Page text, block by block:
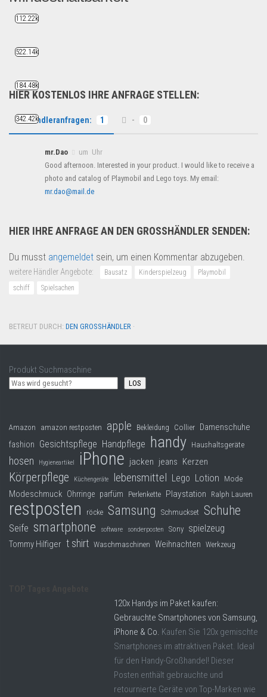
Nudeln im Sonderpostenpake...
HIER KOSTENLOS IHRE ANFRAGE STELLEN:
Händleranfragen: 1 - 0
mr.Dao
um Uhr
Good afternoon. Interested in your product. I would like to receive a
photo and catalog of Playmobil and Lego toys. My email:
mr.dao@mail.de
HIER IHRE ANFRAGE AN DEN GROSSHÄNDLER SENDEN:
Du musst angemeldet sein, um einen Kommentar abzugeben.
weitere Händler Angebote: Bausatz Kinderspielzeug
Playmobil
schiff
Spielsachen
BETREUT DURCH: DEN GROSSHÄNDLER ·
Produkt Suchmaschine
LOS
Amazon amazon restposten apple Bekleidung Collier Damenschuhe
fashion Gesichtspflege Handpflege handy Haushaltsgeräte
hosen Hygieneartikel iPhone jacken jeans Kerzen
Körperpflege Küchengeräte lebensmittel Lego Lotion Mode
Modeschmuck Ohrringe parfüm Perlenkette Playstation Ralph Lauren
restposten röcke Samsung Schmuckset Schuhe
Seife smartphone software sonderposten Sony spielzeug
Tommy Hilfiger t shirt Waschmaschinen Weihnachten Werkzeug
120x Handys im Paket kaufen:
Gebrauchte Smartphones von Samsung,
iPhone & Co. Kaufen Sie 120x gemischte
Smartphones im attraktiven Paket. Ideal
für den Handy-Großhandel! Dieser
Posten enthält gebrauchte und
retournierte Geräte von Top-Marken wie
112.22k
522.14k
184.48k
342.42k